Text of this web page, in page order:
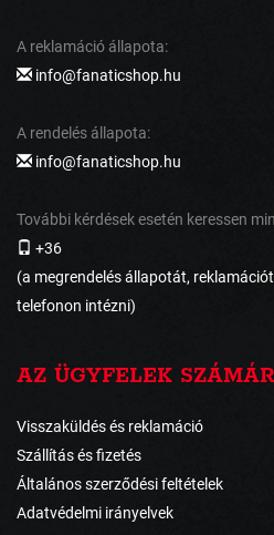
A reklamáció állapota:
info@fanaticshop.hu
A rendelés állapota:
info@fanaticshop.hu
További kérdések esetén keressen
+36
(a megrendelés állapotát,
telefonon intézni)
AZ ÜGYFELEK
Visszaküldés és reklamáció
Szállítás és fizetés
Általános szerződési feltételek
Adatvédelmi irányelvek